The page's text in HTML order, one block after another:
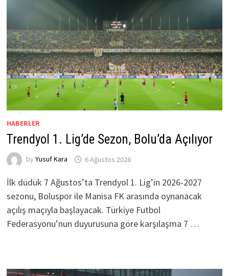
HABERLER
Trendyol 1. Lig’de Sezon, Bolu’da Açılıyor
by Yusuf Kara 6 Ağustos 2026
İlk düdük 7 Ağustos’ta Trendyol 1. Lig’in 2026-2027
sezonu, Boluspor ile Manisa FK arasında oynanacak
açılış maçıyla başlayacak. Türkiye Futbol
Federasyonu’nun duyurusuna göre karşılaşma 7 …